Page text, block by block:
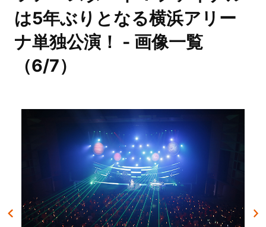
は5年ぶりとなる横浜アリー
ナ単独公演！ - 画像一覧
（6/7）